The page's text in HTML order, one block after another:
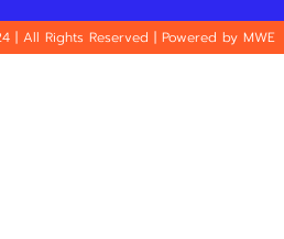
| All Rights Reserved | Powered by MWE